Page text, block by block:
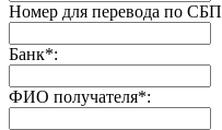
Номер для перевода по СБП
Банк*:
ФИО получателя*: